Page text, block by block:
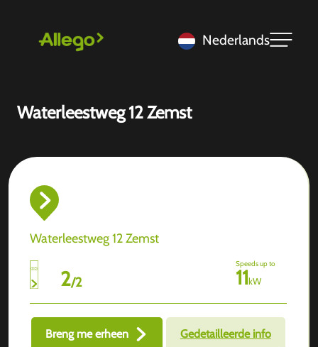
Nederlands
Waterleestweg 12 Zemst
Waterleestweg 12 Zemst
2/2
Speeds up to
11kW
Breng me erheen Gedetailleerde info